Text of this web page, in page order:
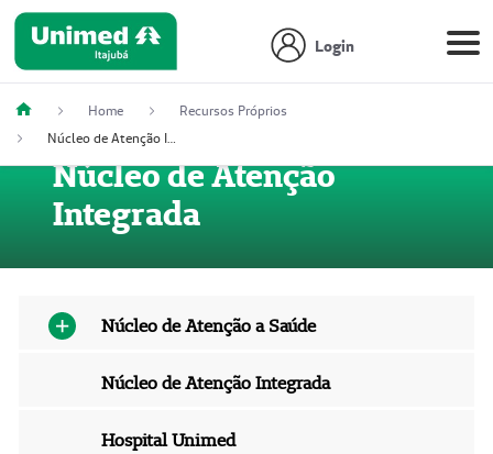
Login
Home
Recursos Próprios
Núcleo de Atenção Integrada
Núcleo de Atenção
Integrada
Núcleo de Atenção a Saúde
Núcleo de Atenção Integrada
Hospital Unimed